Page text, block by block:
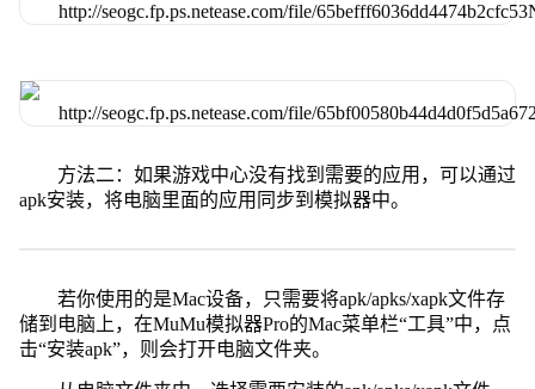
方法二：如果游戏中心没有找到需要的应用，可以通过
apk安装，将电脑里面的应用同步到模拟器中。
若你使用的是Mac设备，只需要将apk/apks/xapk文件存
储到电脑上，在MuMu模拟器Pro的Mac菜单栏“工具”中，点
击“安装apk”，则会打开电脑文件夹。